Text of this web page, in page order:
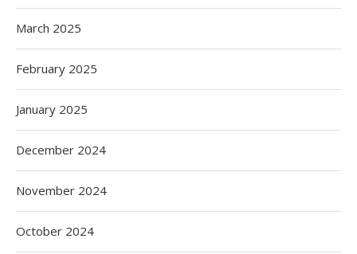
March 2025
February 2025
January 2025
December 2024
November 2024
October 2024